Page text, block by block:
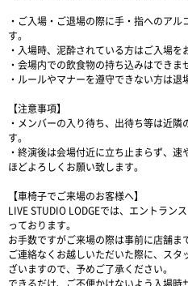
・ご入場・ご退場の際に手・指へのア
す。
・入場時、泥酔されている方はご入場を
・会場内での飲食物の持ち込みはできま
・ルールやマナーを遵守できない方は退
【注意事項】
・メンバーの入り待ち、出待ち等は近
す。
・終演後は会場付近に立ち止まらず、
ほどよろしくお願い致します。
【車椅子でご来場のお客様へ】
LIVE STUDIO LODGEでは、エントラン
っております。
お手数ですがご来場の際は事前に店舗ま
ご連絡なくお越しいただいた際に、ス
ざいますので、予めご了承ください。